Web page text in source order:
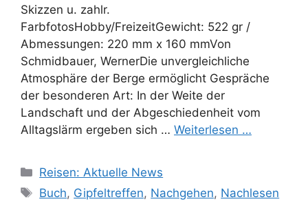
Skizzen u. zahlr.
FarbfotosHobby/FreizeitGewicht: 522 gr /
Abmessungen: 220 mm x 160 mmVon
Schmidbauer, WernerDie unvergleichliche
Atmosphäre der Berge ermöglicht Gespräche
der besonderen Art: In der Weite der
Landschaft und der Abgeschiedenheit vom
Alltagslärm ergeben sich … Weiterlesen …
Kategorien
Reisen: Aktuelle News
Schlagwörter
Buch, Gipfeltreffen, Nachgehen, Nachlesen